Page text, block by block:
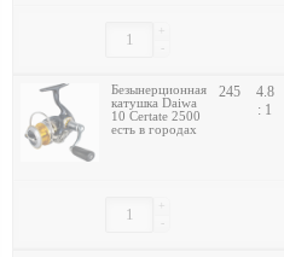
-
+
Безынерционная
катушка Daiwa
10 Certate 2500
есть в городах
245
4.8
: 1
-
+